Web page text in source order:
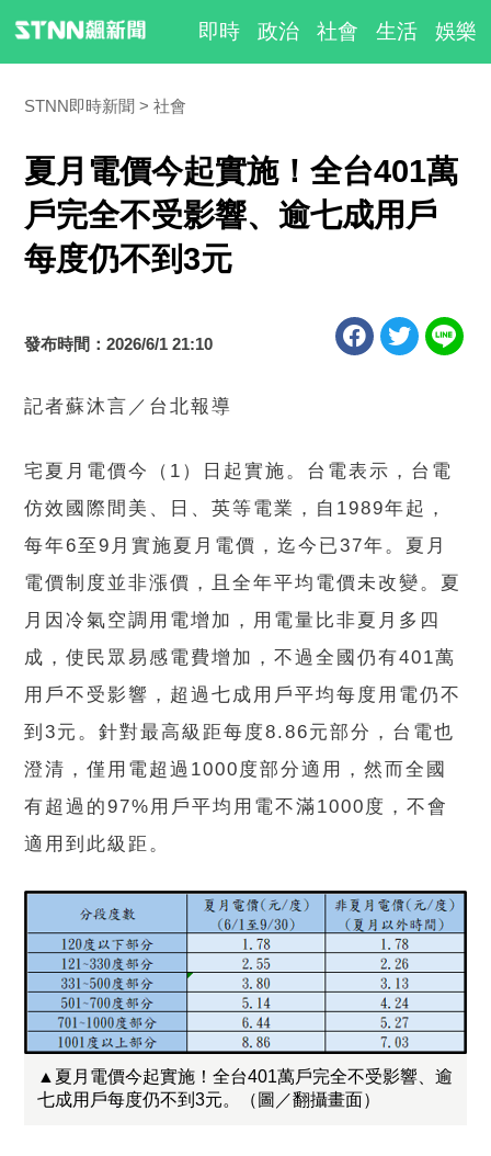
即時 政治 社會 生活 娛樂
STNN即時新聞 社會
夏月電價今起實施！全台401萬
戶完全不受影響、逾七成用戶
每度仍不到3元
發布時間：2026/6/1 21:10
記者蘇沐言／台北報導
宅夏月電價今（1）日起實施。台電表示，台電
仿效國際間美、日、英等電業，自1989年起，
每年6至9月實施夏月電價，迄今已37年。夏月
電價制度並非漲價，且全年平均電價未改變。夏
月因冷氣空調用電增加，用電量比非夏月多四
成，使民眾易感電費增加，不過全國仍有401萬
用戶不受影響，超過七成用戶平均每度用電仍不
到3元。針對最高級距每度8.86元部分，台電也
澄清，僅用電超過1000度部分適用，然而全國
有超過的97%用戶平均用電不滿1000度，不會
適用到此級距。
▲夏月電價今起實施！全台401萬戶完全不受影響、逾
七成用戶每度仍不到3元。（圖／翻攝畫面）